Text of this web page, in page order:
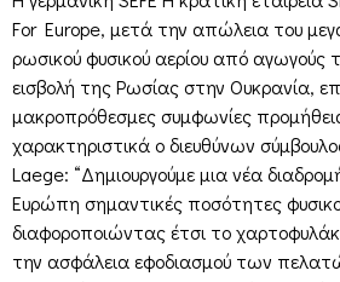
For Europe, μετά την απώλεια του
ρωσικού φυσικού αερίου από αγωγούς
εισβολή της Ρωσίας στην Ουκρανία,
μακροπρόθεσμες συμφωνίες
χαρακτηριστικά ο διευθύνων
Laege: “Δημιουργούμε μια νέα
Ευρώπη σημαντικές ποσότητες
διαφοροποιώντας έτσι το
την ασφάλεια εφοδιασμού των